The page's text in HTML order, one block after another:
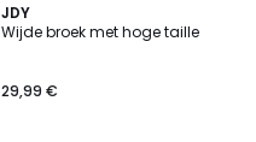
JDY
Wijde broek met hoge taille
29,99 €
4,1
/ 5
5
Kleuren